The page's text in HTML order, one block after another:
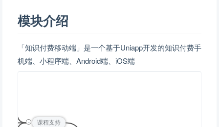
模块介绍
「知识付费移动端」是一个基于Uniapp开发的知识付费手
机端、小程序端、Android端、iOS端
- 课程支持